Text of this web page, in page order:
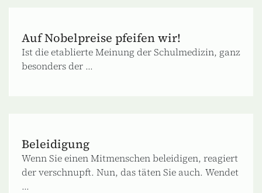
Auf Nobelpreise pfeifen wir!
Ist die etablierte Meinung der Schulmedizin, ganz
besonders der ...
Beleidigung
Wenn Sie einen Mitmenschen beleidigen, reagiert
der verschnupft. Nun, das täten Sie auch. Wendet
...